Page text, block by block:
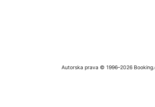
Autorska prava © 1996–2026